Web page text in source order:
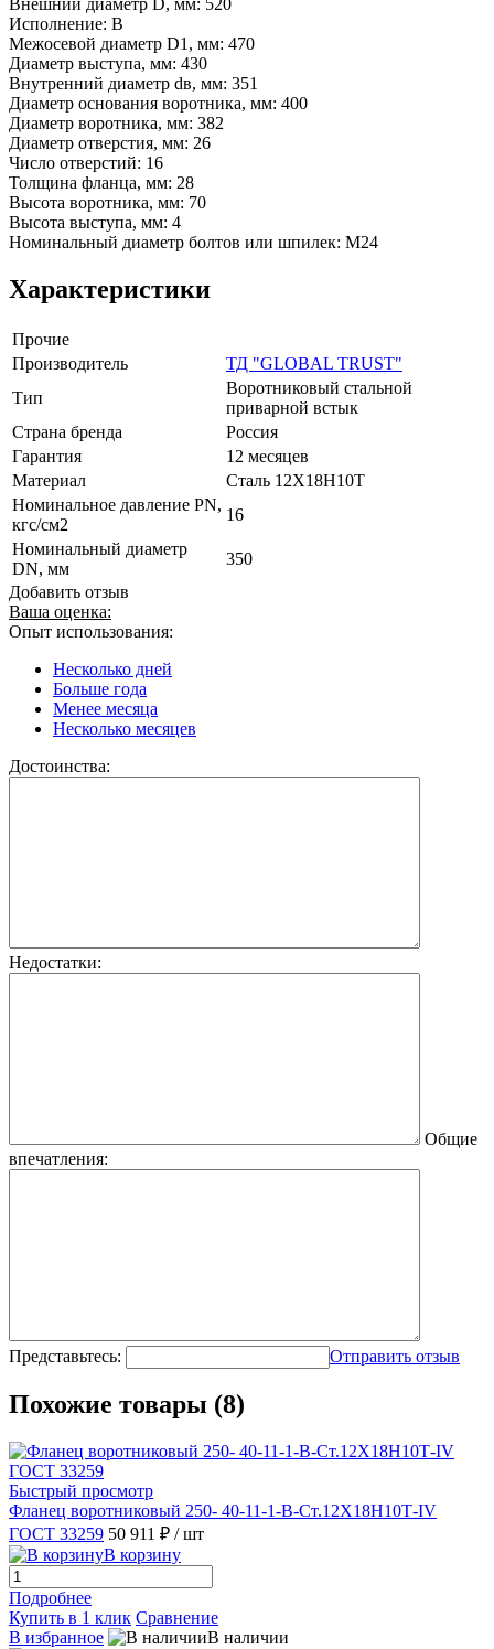
Исполнение: В
Межосевой диаметр D1, мм: 470
Диаметр выступа, мм: 430
Внутренний диаметр dв, мм: 351
Диаметр основания воротника, мм: 400
Диаметр воротника, мм: 382
Диаметр отверстия, мм: 26
Число отверстий: 16
Толщина фланца, мм: 28
Высота воротника, мм: 70
Высота выступа, мм: 4
Номинальный диаметр болтов или шпилек: М24
Характеристики
Прочие
Производитель
ТД "GLOBAL TRUST"
Тип
Воротниковый стальной
приварной встык
Страна бренда
Россия
Гарантия
12 месяцев
Материал
Сталь 12Х18Н10Т
Номинальное давление PN,
кгс/см2
16
Номинальный диаметр
DN, мм
350
Добавить отзыв
Ваша оценка:
Опыт использования:
Несколько дней
Больше года
Менее месяца
Несколько месяцев
Достоинства:
Недостатки:
Общие
впечатления:
Представьтесь: Отправить отзыв
Похожие товары (8)
Быстрый просмотр
Фланец воротниковый 250- 40-11-1-B-Ст.12Х18Н10Т-IV
ГОСТ 33259 50 911 ₽ / шт
В корзину
Подробнее
Купить в 1 клик Сравнение
В избранное
В наличии